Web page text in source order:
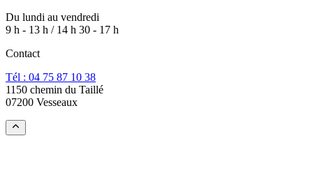
Du lundi au vendredi
9 h - 13 h / 14 h 30 - 17 h
Contact
Tél : 04 75 87 10 38
1150 chemin du Taillé
07200 Vesseaux